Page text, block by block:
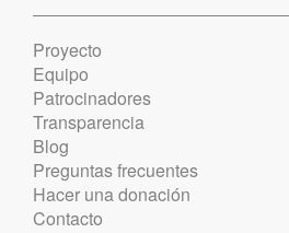
Proyecto
Equipo
Patrocinadores
Transparencia
Blog
Preguntas frecuentes
Hacer una donación
Contacto